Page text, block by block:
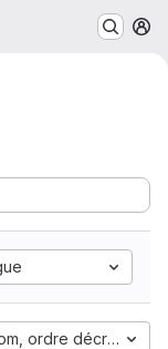
ordre décroissant